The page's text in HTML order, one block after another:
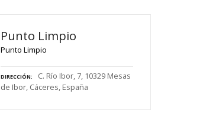
Punto Limpio
Punto Limpio
DIRECCIÓN
C. Río Ibor, 7, 10329 Mesas
de Ibor, Cáceres, España